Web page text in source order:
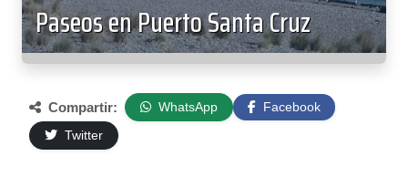
Paseos en Puerto Santa Cruz
Compartir: WhatsApp
Facebook
Twitter